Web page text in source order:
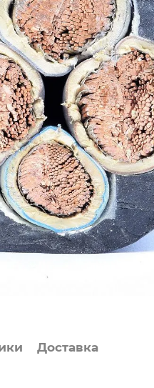
Доставка